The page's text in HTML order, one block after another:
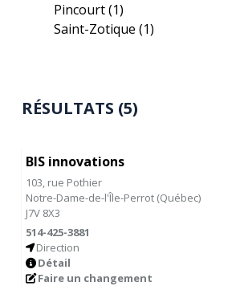
Pincourt(1)
Saint-Zotique(1)
RÉSULTATS (5)
BIS innovations
103, rue Pothier
Notre-Dame-de-l'Île-Perrot (Québec)
J7V 8X3
514-425-3881
Direction
Détail
Faire un changement